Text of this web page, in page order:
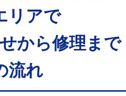
リアで
から修理まで
流れ